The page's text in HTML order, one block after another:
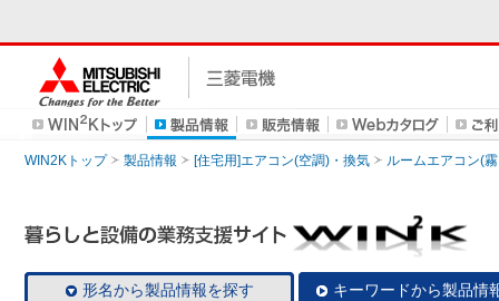
WIN2Kトップ 製品情報 [住宅用]エアコン(空調)・換気 ルームエアコン(
形名から製品情報を探す キーワードから製品情